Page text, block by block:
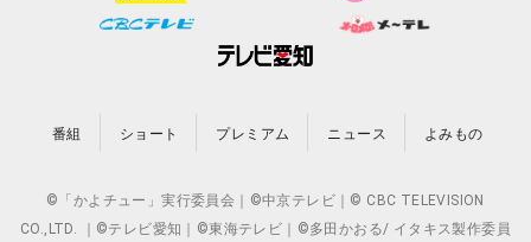
番組 ショート プレミアム ニュース よみもの
©「かよチュー」実行委員会｜©中京テレビ｜© CBC TELEVISION
CO.,LTD. ｜©テレビ愛知｜©東海テレビ｜©多田かおる/ イタキス製作委員